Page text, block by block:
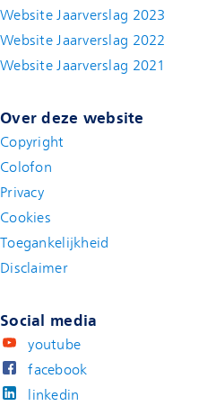
Website Jaarverslag 2023
Website Jaarverslag 2022
Website Jaarverslag 2021
Over deze website
Copyright
Colofon
Privacy
Cookies
Toegankelijkheid
Disclaimer(new window)
Social media
youtube
facebook
linkedin